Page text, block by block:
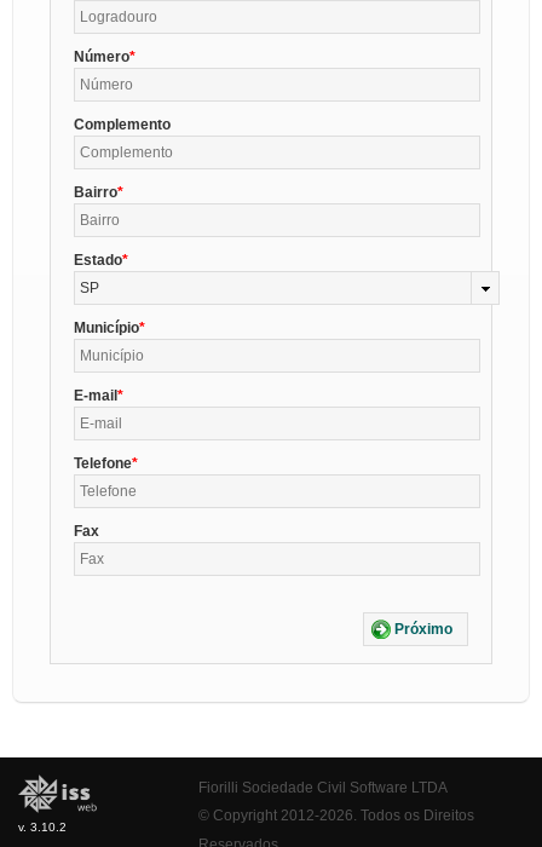
Número
Complemento
Bairro
Estado
SP
Município
E-mail
Telefone
Fax
Próximo
v. 3.10.2
Fiorilli Sociedade Civil Software LTDA
© Copyright 2012-2026. Todos os Direitos